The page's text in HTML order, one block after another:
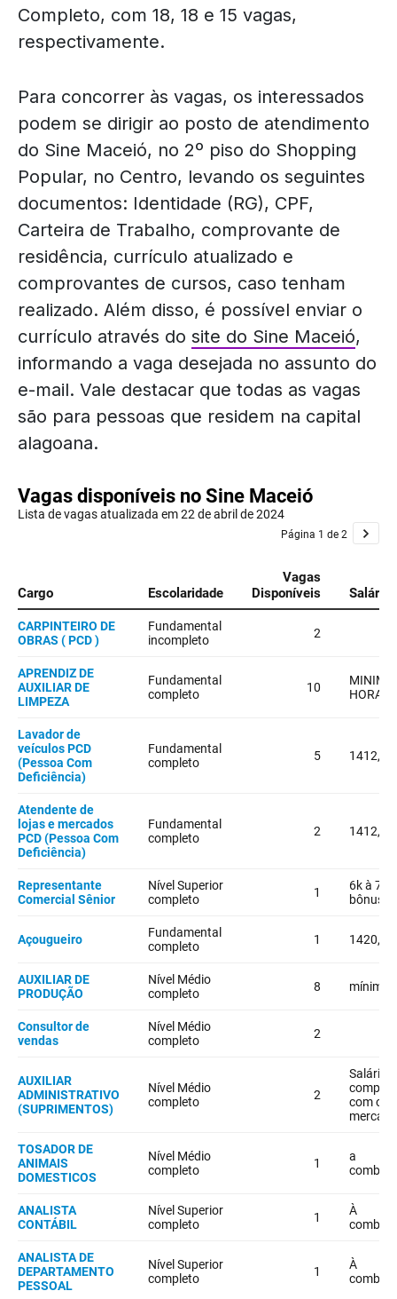
Completo, com 18, 18 e 15 vagas,
respectivamente.
Para concorrer às vagas, os interessados
podem se dirigir ao posto de atendimento
do Sine Maceió, no 2º piso do Shopping
Popular, no Centro, levando os seguintes
documentos: Identidade (RG), CPF,
Carteira de Trabalho, comprovante de
residência, currículo atualizado e
comprovantes de cursos, caso tenham
realizado. Além disso, é possível enviar o
currículo através do site do Sine Maceió,
informando a vaga desejada no assunto do
e-mail. Vale destacar que todas as vagas
são para pessoas que residem na capital
alagoana.